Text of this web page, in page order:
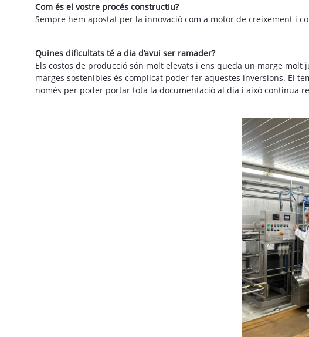
Com és el vostre procés constructiu?
Sempre hem apostat per la innovació com a motor de creixement i
Quines dificultats té a dia d’avui ser ramader?
Els costos de producció són molt elevats i ens queda un marge
marges sostenibles és complicat poder fer aquestes inversions. El
només per poder portar tota la documentació al dia i això continua